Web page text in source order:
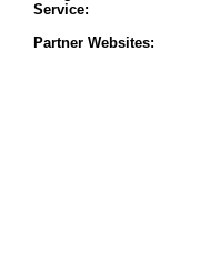
Service:
Partner Websites: